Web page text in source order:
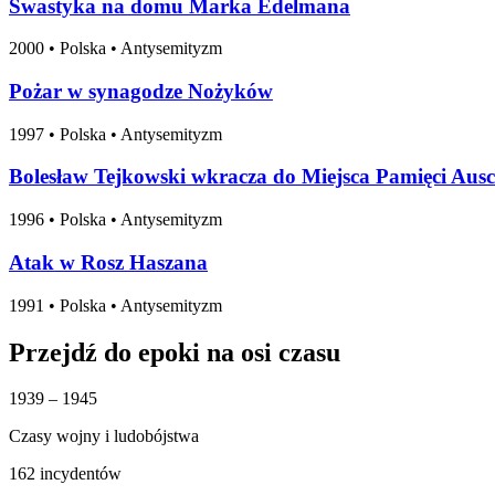
Swastyka na domu Marka Edelmana
2000 • Polska • Antysemityzm
Pożar w synagodze Nożyków
1997 • Polska • Antysemityzm
Bolesław Tejkowski wkracza do Miejsca Pamięci
1996 • Polska • Antysemityzm
Atak w Rosz Haszana
1991 • Polska • Antysemityzm
Przejdź do epoki na osi czasu
1939 – 1945
Czasy wojny i ludobójstwa
162 incydentów